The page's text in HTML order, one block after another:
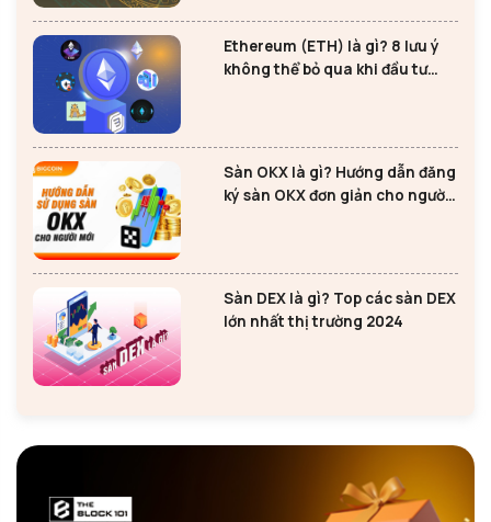
Ethereum (ETH) là gì? 8 lưu ý
không thể bỏ qua khi đầu tư
Sàn OKX là gì? Hướng dẫn đăng
ký sàn OKX đơn giản cho người
Sàn DEX là gì? Top các sàn DEX
lớn nhất thị trường 2024